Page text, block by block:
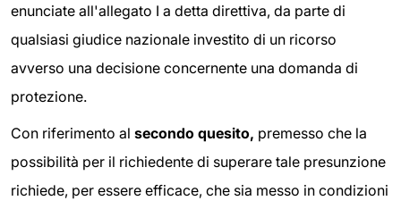
enunciate all'allegato I a detta direttiva, da parte di
qualsiasi giudice nazionale investito di un ricorso
avverso una decisione concernente una domanda di
protezione.
Con riferimento al secondo quesito, premesso che la
possibilità per il richiedente di superare tale presunzione
richiede, per essere efficace, che sia messo in condizioni